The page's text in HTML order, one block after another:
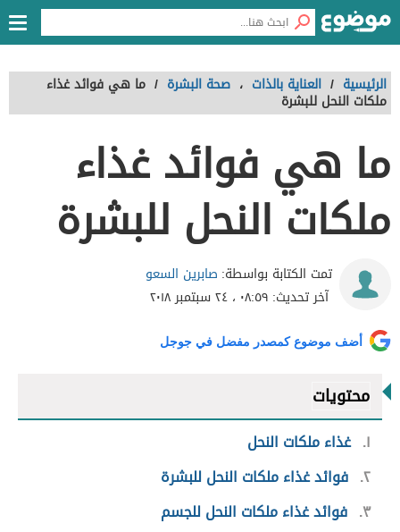
الرئيسية / العناية بالذات ، صحة البشرة / ما هي فوائد غذاء
ملكات النحل للبشرة
ما هي فوائد غذاء
ملكات النحل للبشرة
تمت الكتابة بواسطة: صابرين السعو
آخر تحديث: ٠٨:٥٩ ، ٢٤ سبتمبر ٢٠١٨
أضف موضوع كمصدر مفضل في جوجل
محتويات
١ غذاء ملكات النحل
٢ فوائد غذاء ملكات النحل للبشرة
٣ فوائد غذاء ملكات النحل للجسم